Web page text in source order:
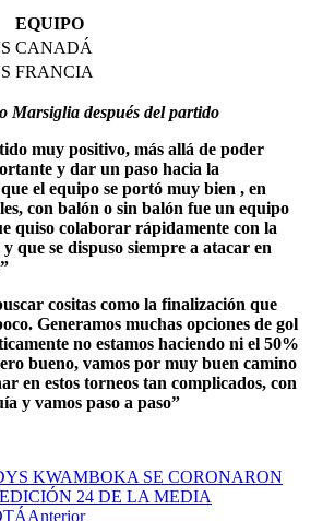
EQUIPO
CANADÁ
FRANCIA
Marsiglia después del partido
muy positivo, más allá de poder
y dar un paso hacia la
el equipo se portó muy bien , en
con balón o sin balón fue un equipo
quiso colaborar rápidamente con la
que se dispuso siempre a atacar en
cositas como la finalización que
Generamos muchas opciones de gol
no estamos haciendo ni el 50%
bueno, vamos por muy buen camino
en estos torneos tan complicados, con
y vamos paso a paso”
KWAMBOKA SE CORONARON
24 DE LA MEDIA
Anterior